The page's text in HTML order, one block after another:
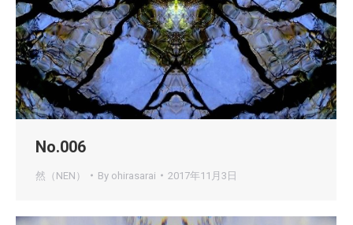
No.006
然（NEN） By ohirasarai 2017年11月3日